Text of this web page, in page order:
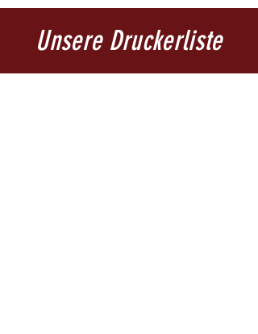
Unsere Druckerliste